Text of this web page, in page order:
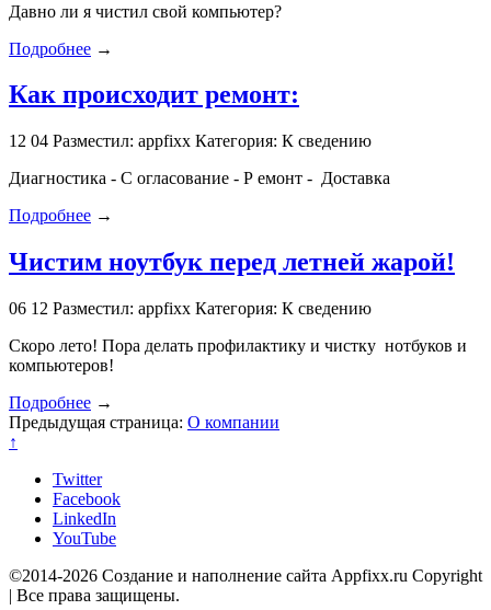
Давно ли я чистил свой компьютер?
Подробнее →
Как происходит ремонт:
12 04 Разместил: appfixx Категория: К сведению
Диагностика - С огласование - Р емонт - Доставка
Подробнее →
Чистим ноутбук перед летней жарой!
06 12 Разместил: appfixx Категория: К сведению
Скоро лето! Пора делать профилактику и чистку нотбуков и
компьютеров!
Подробнее →
Предыдущая страница: О компании
↑
Twitter
Facebook
LinkedIn
YouTube
©2014-2026 Создание и наполнение сайта Appfixx.ru Copyright
| Все права защищены.